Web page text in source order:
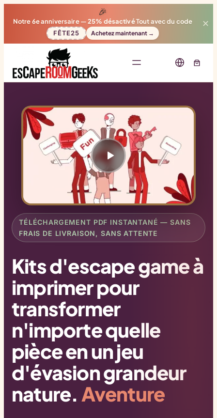
🎉
Notre 6e anniversaire —25% désactivéTout avec du code
FÊTE25
Achetez maintenant →
✕
TÉLÉCHARGEMENT PDF INSTANTANÉ — SANS
FRAIS DE LIVRAISON, SANS ATTENTE
Kits d'escape game à
imprimer pour
transformer
n'importe quelle
pièce en un jeu
d'évasion grandeur
nature. Aventure